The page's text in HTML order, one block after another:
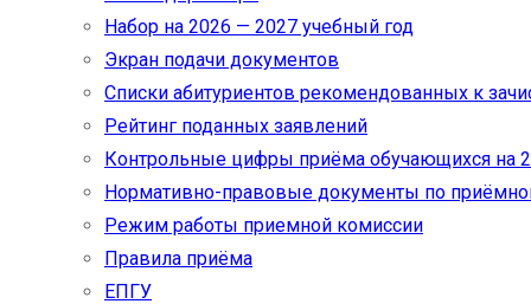
Набор на 2026 — 2027 учебный год
Экран подачи документов
Cписки абитуриентов рекомендованных к
Рейтинг поданных заявлений
Контрольные цифры приёма обучающихся на
Нормативно-правовые документы по
Режим работы приемной комиссии
Правила приёма
ЕПГУ